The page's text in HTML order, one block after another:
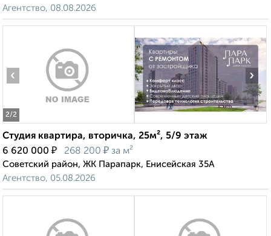
Агентство, 08.08.2026
2/2
‹ ›
Студия квартира, вторичка, 25м², 5/9 этаж
6 620 000 ₽ 268 200 ₽ за м²
Советский район, ЖК Парапарк, Енисейская 35А
Агентство, 05.08.2026